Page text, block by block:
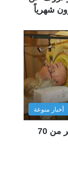
أخبار منوعة
عاشت تتنفس بالرئة الحديدية أكثر من 70